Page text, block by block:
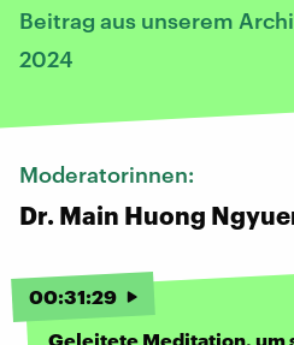
Beitrag aus unserem
2024
Moderatorinnen:
Dr. Main Huong
00:31:29
Geleitete Meditation, um